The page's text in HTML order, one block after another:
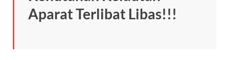
Aparat Terlibat Libas!!!